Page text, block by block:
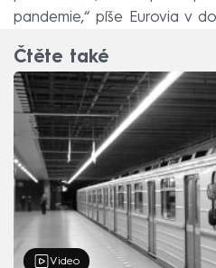
pandemie,“ píše Eurovia v
Čtěte také
Video